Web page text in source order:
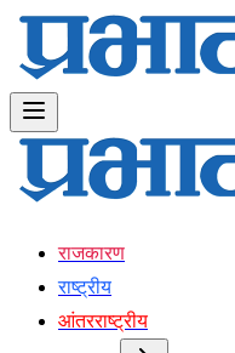
राजकारण
राष्ट्रीय
आंतरराष्ट्रीय